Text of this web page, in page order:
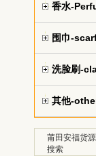
香水-
围巾-
洗脸刷-
其他-
莆田安福货
搜索